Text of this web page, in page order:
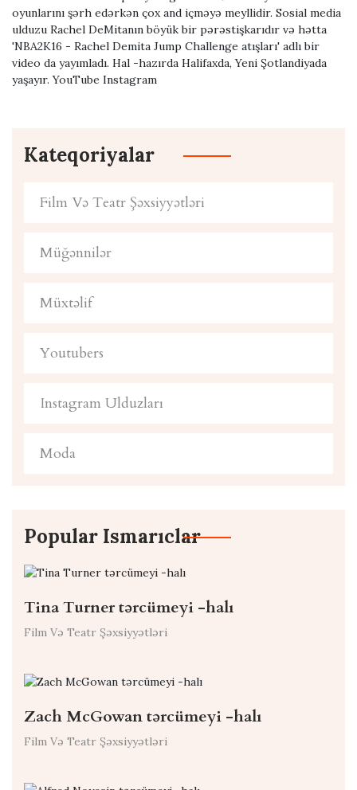
oyunlarını şərh edərkən çox and içməyə meyllidir. Sosial media
ulduzu Rachel DeMitanın böyük bir pərəstişkarıdır və hətta
'NBA2K16 - Rachel Demita Jump Challenge atışları' adlı bir
video da yayımladı. Hal -hazırda Halifaxda, Yeni Şotlandiyada
yaşayır. YouTube Instagram
Kateqoriyalar
Film Və Teatr Şəxsiyyətləri
Müğənnilər
Müxtəlif
Youtubers
Instagram Ulduzları
Moda
Popular Ismarıclar
Tina Turner tərcümeyi -halı
Film Və Teatr Şəxsiyyətləri
Zach McGowan tərcümeyi -halı
Film Və Teatr Şəxsiyyətləri